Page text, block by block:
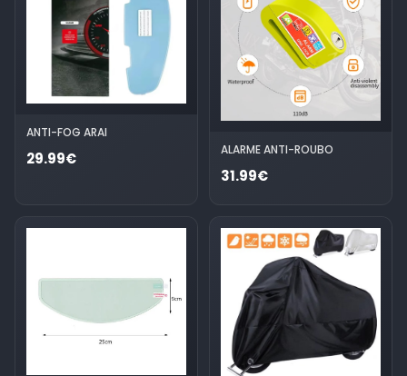
ANTI-FOG ARAI
29.99€ ALARME ANTI-ROUBO
31.99€